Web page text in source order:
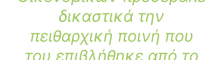
δικαστικά την
πειθαρχική ποινή που
του επιβλήθηκε από το